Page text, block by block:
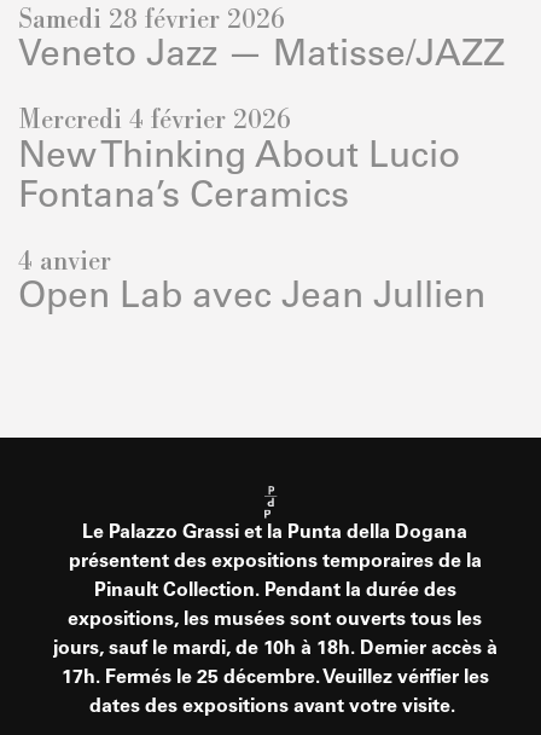
Samedi 28 février 2026
Veneto Jazz — Matisse/JAZZ
Mercredi 4 février 2026
New Thinking About Lucio
Fontana’s Ceramics
4 anvier
Open Lab avec Jean Jullien
Le Palazzo Grassi et la Punta della Dogana
présentent des expositions temporaires de la
Pinault Collection. Pendant la durée des
expositions, les musées sont ouverts tous les
jours, sauf le mardi, de 10h à 18h. Dernier accès à
17h. Fermés le 25 décembre. Veuillez vérifier les
dates des expositions avant votre visite.